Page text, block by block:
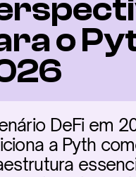
o
DeFi em
a Pyth